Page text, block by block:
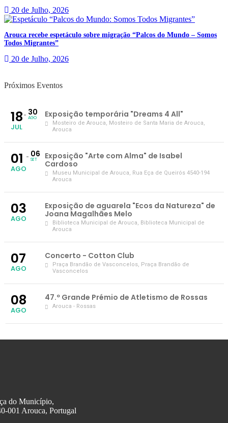
20 de Julho, 2026
Arouca recebe espetáculo sobre migração “Palcos do Mundo – Somos
Todos Migrantes”
20 de Julho, 2026
Próximos Eventos
18
JUL
30
AGO Exposição temporária "Dreams 4 All"
Mosteiro de Arouca, Mosteiro de Santa Maria de Arouca,
Arouca
01
AGO
06
SET
Exposição "Arte com Alma" de Isabel
Cardoso
Museu Municipal de Arouca, Rua Eça de Queirós 4540-194
Arouca
03
AGO
Exposição de aguarela "Ecos da Natureza" de
Joana Magalhães Melo
Biblioteca Municipal de Arouca, Biblioteca Municipal de
Arouca
07
AGO
Concerto - Cotton Club
Praça Brandão de Vasconcelos, Praça Brandão de
Vasconcelos
08
AGO
47.º Grande Prémio de Atletismo de Rossas
Arouca - Rossas
do Município,
001 Arouca, Portugal